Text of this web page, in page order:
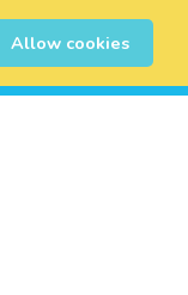
Allow cookies
0